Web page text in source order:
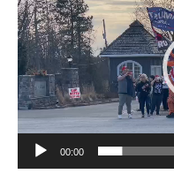
訊
播
放
器
00:00